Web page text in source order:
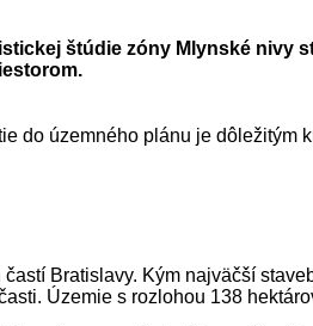
štúdie zóny Mlynské
do územného plánu je
Bratislavy. Kým najväčší
Územie s rozlohou 138